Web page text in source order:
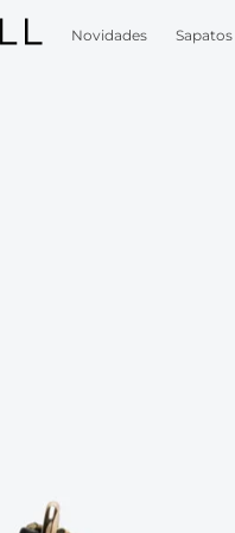
Novidades Sapatos